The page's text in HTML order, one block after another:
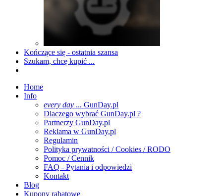
Kończące się - ostatnia szansa
Szukam, chcę kupić ...
Home
Info
every day ... GunDay.pl
Dlaczego wybrać GunDay.pl ?
Partnerzy GunDay.pl
Reklama w GunDay.pl
Regulamin
Polityka prywatności / Cookies / RODO
Pomoc / Cennik
FAQ - Pytania i odpowiedzi
Kontakt
Blog
Kupony rabatowe